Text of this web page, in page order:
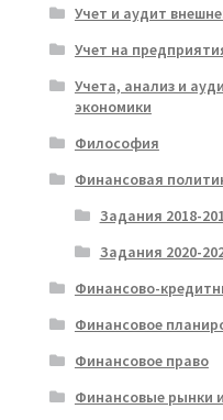
Учет и аудит
Учет на
Учета, анализ и
экономики
Философия
Финансовая
Задания 2018-
Задания 2020-
Финансово-
Финансовое
Финансовое право
Финансовые рынки